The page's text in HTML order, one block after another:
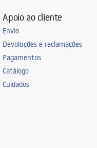
Apoio ao cliente
Envio
Devoluções e reclamações
Pagamentos
Catálogo
Cuidados